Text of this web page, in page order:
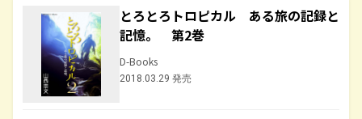
とろとろトロピカル ある旅の記録と
記憶。 第2巻
D-Books
2018.03.29 発売